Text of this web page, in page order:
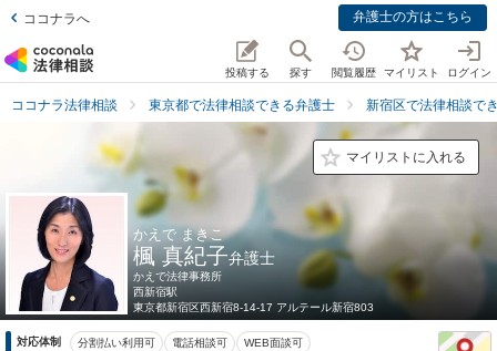
ココナラへ 弁護士の方はこちら
投稿する 探す 閲覧履歴 マイリスト ログイン
ココナラ法律相談 東京都で法律相談できる弁護士 新宿区で法律相談で
マイリストに入れる
かえで まきこ
楓 真紀子弁護士
かえで法律事務所
西新宿駅
東京都新宿区西新宿8-14-17 アルテール新宿803
対応体制 分割払い利用可 電話相談可 WEB面談可